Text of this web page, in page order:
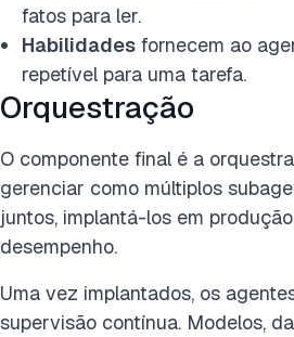
fatos para ler.
Habilidades fornecem ao
repetível para uma tarefa.
Orquestração
O componente final é a
gerenciar como múltiplos
juntos, implantá-los em
desempenho.
Uma vez implantados, os
supervisão contínua. Modelos,